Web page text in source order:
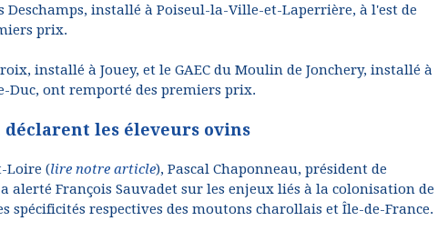
Deschamps, installé à Poiseul-la-Ville-et-Laperrière, à l'est de
prix.
installé à Jouey, et le GAEC du Moulin de Jonchery, installé à
Duc, ont remporté des premiers prix.
déclarent les éleveurs ovins
Loire (lire notre article), Pascal Chaponneau, président de
François Sauvadet sur les enjeux liés à la colonisation de
spécificités respectives des moutons charollais et Île-de-France.